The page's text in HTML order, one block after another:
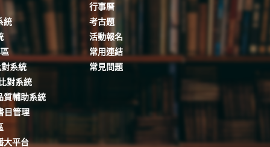
統
系統
對系統
輔助系統
管理
平台
行事曆
考古題
活動報名
常用連結
常見問題